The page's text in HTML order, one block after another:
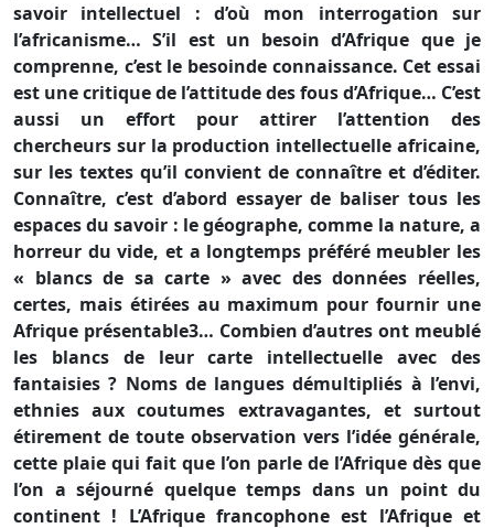
savoir intellectuel : d’où mon interrogation sur
l’africanisme… S’il est un besoin d’Afrique que je
comprenne, c’est le besoinde connaissance. Cet essai
est une critique de l’attitude des fous d’Afrique… C’est
aussi un effort pour attirer l’attention des
chercheurs sur la production intellectuelle africaine,
sur les textes qu’il convient de connaître et d’éditer.
Connaître, c’est d’abord essayer de baliser tous les
espaces du savoir : le géographe, comme la nature, a
horreur du vide, et a longtemps préféré meubler les
« blancs de sa carte » avec des données réelles,
certes, mais étirées au maximum pour fournir une
Afrique présentable3… Combien d’autres ont meublé
les blancs de leur carte intellectuelle avec des
fantaisies ? Noms de langues démultipliés à l’envi,
ethnies aux coutumes extravagantes, et surtout
étirement de toute observation vers l’idée générale,
cette plaie qui fait que l’on parle de l’Afrique dès que
l’on a séjourné quelque temps dans un point du
continent ! L’Afrique francophone est l’Afrique et